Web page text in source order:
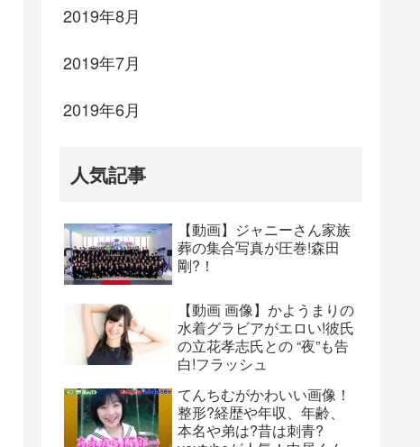
2019年8月
2019年7月
2019年6月
人気記事
【動画】ジャニーさん家族
葬の集合写真が圧巻!森田
剛?！
【動画 画像】かようまりの
水着グラビアがエロい!彼氏
の立花孝志氏との “夜”も告
白!フラッシュ
てんちむがかわいい画像！
整形?経歴や年収、年齢、
本名や弟は?昔は刺青?